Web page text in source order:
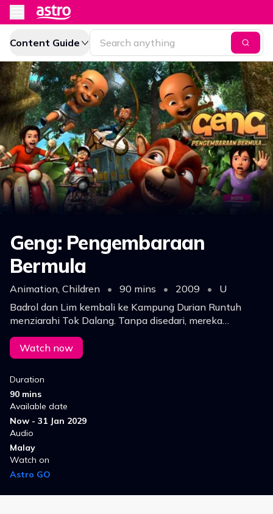
Content Guide
Geng: Pengembaraan
Bermula
Animation, Children • 90 mins • 2009 •
U
Badrol dan Lim kembali ke Kampung Durian Runtuh
menziarahi Tok Dalang. Tanpa disedari, mereka
bersama Upin, Ipin dan rakan‑rakan menemui makhluk
dari alam lain lalu tersesat di hutan
Watch now
Duration
90 mins
Available date
Now - 31 Jan 2029
Audio
Malay
Watch on
Astro GO